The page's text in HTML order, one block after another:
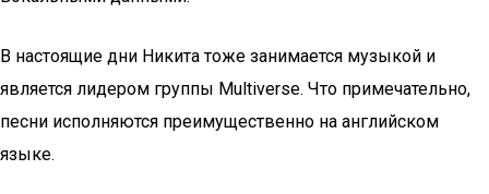
В настоящие дни Никита тоже занимается музыкой и
является лидером группы Multiverse. Что примечательно,
песни исполняются преимущественно на английском
языке.